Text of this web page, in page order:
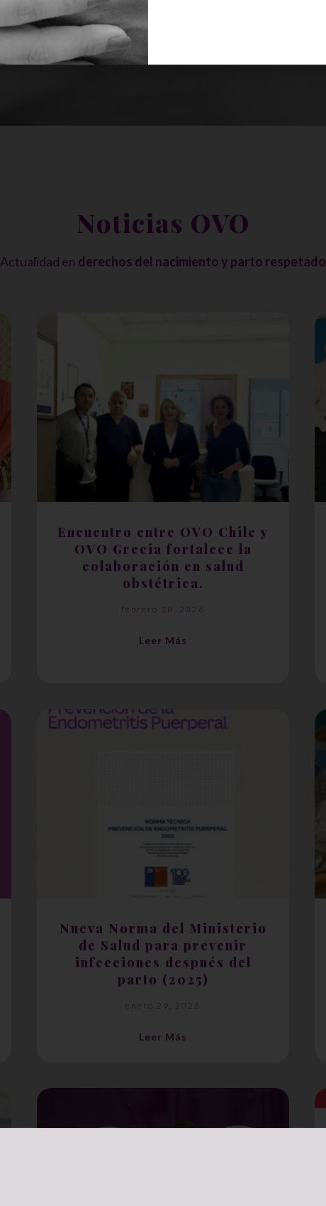
Noticias OVO
Actualidad en derechos del nacimiento y parto respetado
Encuentro entre OVO Chile y
OVO Grecia fortalece la
colaboración en salud
obstétrica.
febrero 18, 2026
Leer Más
Nueva Norma del Ministerio
de Salud para prevenir
infecciones después del
parto (2025)
enero 29, 2026
Leer Más